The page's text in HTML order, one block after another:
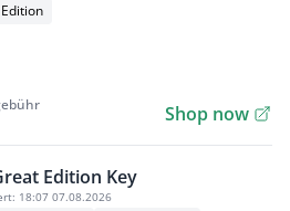
Shop now
Edition Key
18:07 07.08.2026